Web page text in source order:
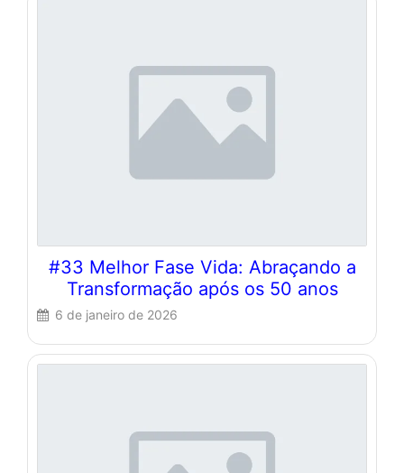
#33 Melhor Fase Vida: Abraçando a
Transformação após os 50 anos
6 de janeiro de 2026